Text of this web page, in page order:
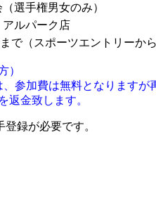
選手権男女のみ）
ルパーク店
で（スポーツエントリーか
）
参加費は無料となります
返金致します。
登録が必要です。